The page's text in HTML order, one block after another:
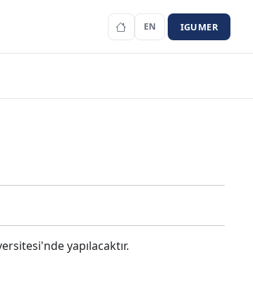
EN IGUMER
yapılacaktır.